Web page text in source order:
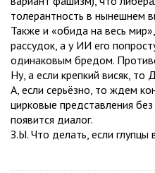
толерантность в нынешнем
Также и «обида на весь
рассудок, а у ИИ его
одинаковым бредом.
Ну, а если крепкий висяк,
А, если серьёзно, то ждем
цирковые представления
появится диалог.
З.Ы. Что делать, если глупцы